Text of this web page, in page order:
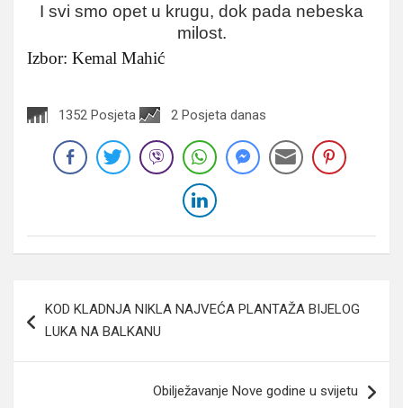
I svi smo opet u krugu, dok pada nebeska
milost.
Izbor: Kemal Mahić
1352 Posjeta 2 Posjeta danas
članaka
KOD KLADNJA NIKLA NAJVEĆA PLANTAŽA BIJELOG
LUKA NA BALKANU
Obilježavanje Nove godine u svijetu